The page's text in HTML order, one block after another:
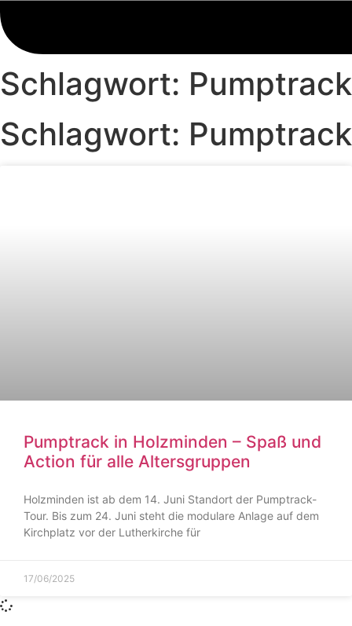
Schlagwort: Pumptrack
Schlagwort: Pumptrack
Pumptrack in Holzminden – Spaß und
Action für alle Altersgruppen
Holzminden ist ab dem 14. Juni Standort der Pumptrack-
Tour. Bis zum 24. Juni steht die modulare Anlage auf dem
Kirchplatz vor der Lutherkirche für
17/06/2025